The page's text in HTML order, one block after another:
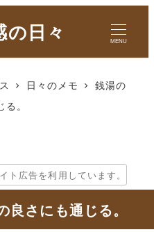
の日々 MENU
日々のメモ
銭湯の
。
ト広告を利用しています。
さにも通じる。